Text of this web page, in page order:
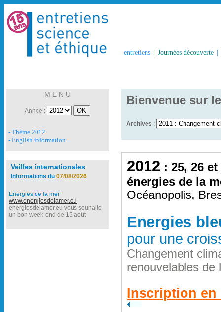
entretiens | Journées découverte
M E N U
Année :
- Thème 2012
- English information
Veilles internationales
Informations du 07/08/2026
Energies de la mer
www.energiesdelamer.eu
energiesdelamer.eu vous souhaite
un bon week-end de 15 août
Bienvenue sur
Archives :
2012 : 25, 26
énergies de la
Océanopolis,
Energies
pour une
Changement
renouvelables de
Inscription en